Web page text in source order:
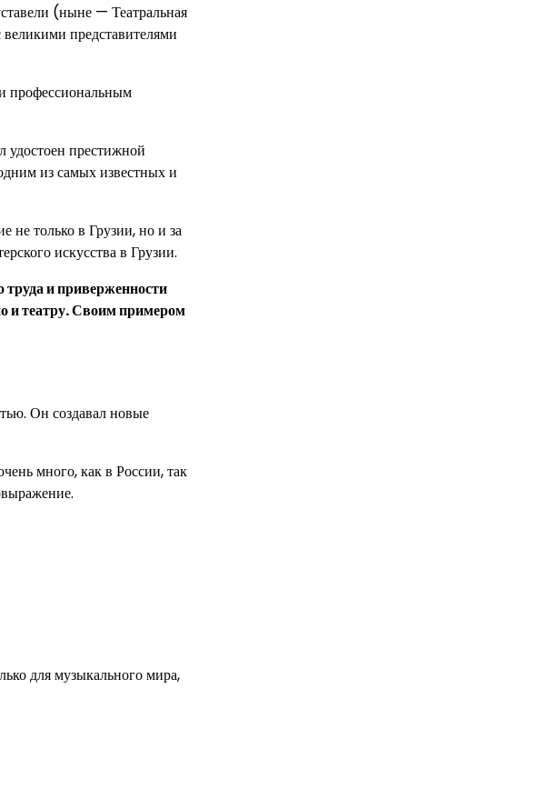
(ныне — Театральная
представителями
профессиональным
удостоен престижной
из самых известных и
не только в Грузии, но и за
искусства в Грузии.
и приверженности
и театру. Своим примером
Он создавал новые
много, как в России, так
для музыкального мира,